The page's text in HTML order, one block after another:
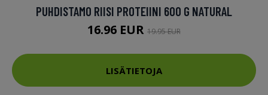
PUHDISTAMO RIISI PROTEIINI 600 G NATURAL
16.96 EUR 19.95 EUR
LISÄTIETOJA